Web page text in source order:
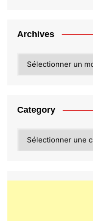
Archives
Category